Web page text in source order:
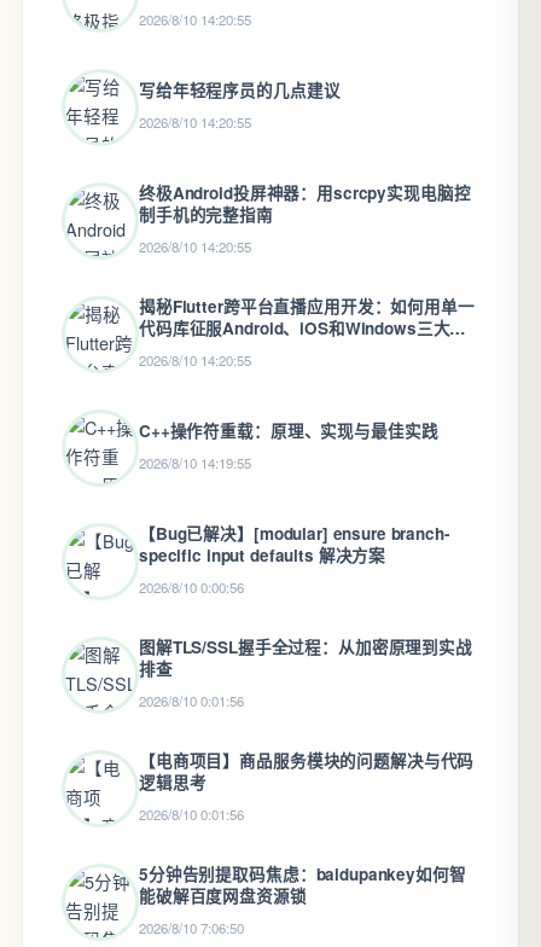
2026/8/10 14:20:55
写给年轻程序员的几点建议
2026/8/10 14:20:55
终极Android投屏神器：用scrcpy实现电脑控
制手机的完整指南
2026/8/10 14:20:55
揭秘Flutter跨平台直播应用开发：如何用单一
代码库征服Android、iOS和Windows三大平
2026/8/10 14:20:55
C++操作符重载：原理、实现与最佳实践
2026/8/10 14:19:55
【Bug已解决】[modular] ensure branch-
specific input defaults 解决方案
2026/8/10 0:00:56
图解TLS/SSL握手全过程：从加密原理到实战
排查
2026/8/10 0:01:56
【电商项目】商品服务模块的问题解决与代码
逻辑思考
2026/8/10 0:01:56
5分钟告别提取码焦虑：baidupankey如何智
能破解百度网盘资源锁
2026/8/10 7:06:50